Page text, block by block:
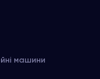
машини